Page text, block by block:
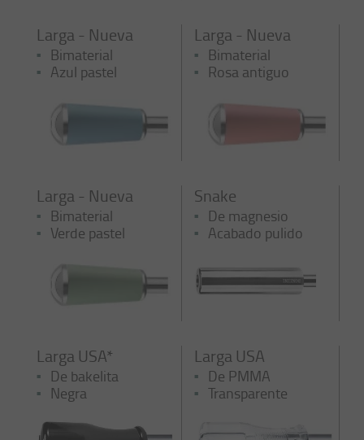
Larga - Nueva
Bimaterial
Azul pastel
Larga - Nueva
Bimaterial
Rosa antiguo
Larga - Nueva
Bimaterial
Verde pastel
Snake
De magnesio
Acabado pulido
Larga USA*
De bakelita
Negra
Larga USA
De PMMA
Transparente